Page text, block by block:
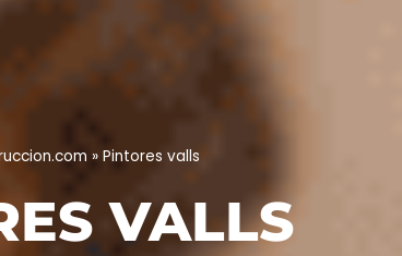
» Pintores valls
VALLS